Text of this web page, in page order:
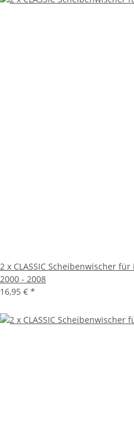
2 x CLASSIC Scheibenwischer für
2000 - 2008
16,95 € *